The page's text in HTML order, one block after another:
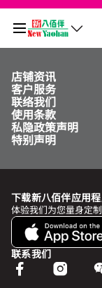
积分余额
于undefined前
我的帐户
个人资料与安全
下载新八佰伴应用
体验我们为您量身定
联系我们
店铺资讯
关于我们
新八佰伴
NY8 新八佰伴
儿童世界
新八佰伴特卖店
客户服务
工银新八佰伴 VISA
免费送货服务
泊车
其他服务
联络我们
使用条款
私隐政策声明
特别声明